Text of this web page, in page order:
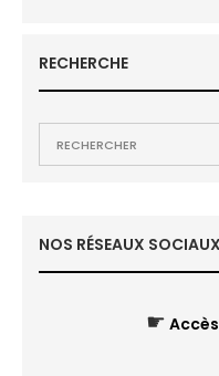
RECHERCHE
NOS RÉSEAUX SOCIAUX
☛